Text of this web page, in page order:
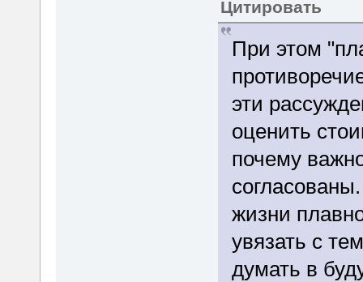
Цитировать
При этом
эти
оценить
почему
жизни
увязать с
думать в